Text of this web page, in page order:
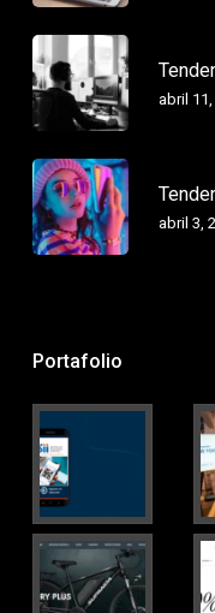
abril
abril 3,
Portafolio